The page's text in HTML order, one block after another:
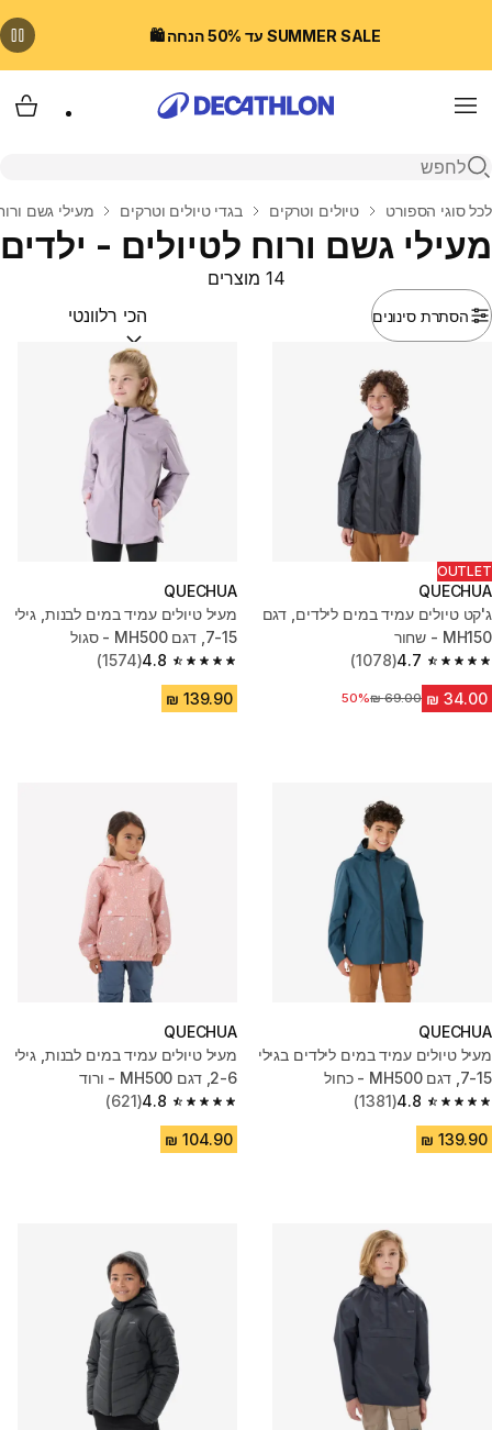
SUMMER SALE עד 50% הנחה 🛍️
Menu
פתיחת חיפוש
בית
לכל סוגי הספורט טיולים וטרקים בגדי טיולים וטרקים מעילי גשם
מעילי גשם ורוח לטיולים - ילדים
הסתרת סינונים
14 מוצרים
מיין לפי:(optional)
OUTLET
QUECHUA
ג'קט טיולים עמיד במים לילדים, דגם
MH150 - שחור
4.7
4.7 out of 5 stars from 1078 reviews
(1078)
מחיר לפני הנחה‏69.00 ₪
50%
QUECHUA
מעיל טיולים עמיד במים לבנות, גילי
7-15, דגם MH500 - סגול
4.8
4.8 out of 5 stars from 1574 reviews
(1574)
QUECHUA
מעיל טיולים עמיד במים לילדים בגילי
7-15, דגם MH500 - כחול
4.8
4.8 out of 5 stars from 1381 reviews
(1381)
QUECHUA
מעיל טיולים עמיד במים לבנות, גילי
2-6, דגם MH500 - ורוד
4.8
4.8 out of 5 stars from 621 reviews
(621)